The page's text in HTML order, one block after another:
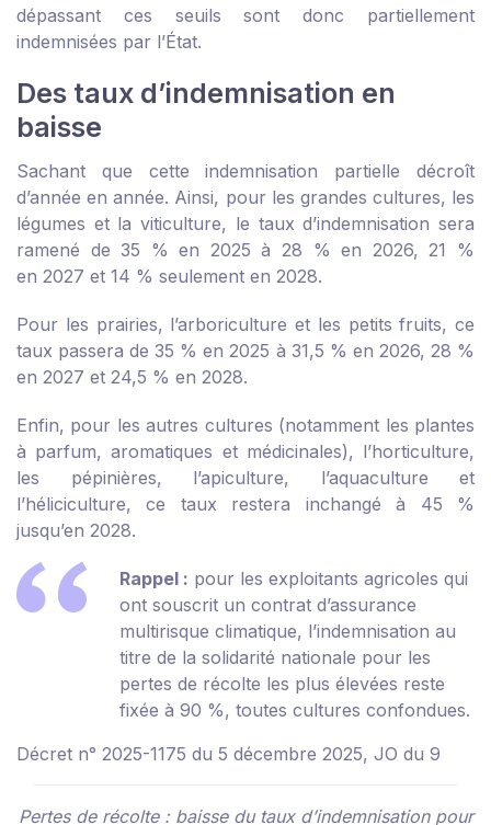
dépassant ces seuils sont donc partiellement
indemnisées par l’État.
Des taux d’indemnisation en
baisse
Sachant que cette indemnisation partielle décroît
d’année en année. Ainsi, pour les grandes cultures, les
légumes et la viticulture, le taux d’indemnisation sera
ramené de 35 % en 2025 à 28 % en 2026, 21 %
en 2027 et 14 % seulement en 2028.
Pour les prairies, l’arboriculture et les petits fruits, ce
taux passera de 35 % en 2025 à 31,5 % en 2026, 28 %
en 2027 et 24,5 % en 2028.
Enfin, pour les autres cultures (notamment les plantes
à parfum, aromatiques et médicinales), l’horticulture,
les pépinières, l’apiculture, l’aquaculture et
l’héliciculture, ce taux restera inchangé à 45 %
jusqu’en 2028.
Rappel : pour les exploitants agricoles qui
ont souscrit un contrat d’assurance
multirisque climatique, l’indemnisation au
titre de la solidarité nationale pour les
pertes de récolte les plus élevées reste
fixée à 90 %, toutes cultures confondues.
Décret n° 2025-1175 du 5 décembre 2025, JO du 9
Pertes de récolte : baisse du taux d’indemnisation pour